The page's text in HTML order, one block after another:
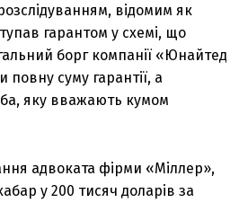
відомим як
гарантом у схемі, що
борг компанії «Юнайтед
суму гарантії, а
яку вважають кумом
адвоката фірми «Міллер»,
у 200 тисяч доларів за